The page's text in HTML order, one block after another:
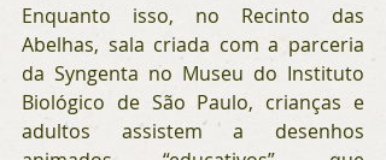
Enquanto isso, no Recinto das
Abelhas, sala criada com a parceria
da Syngenta no Museu do Instituto
Biológico de São Paulo, crianças e
adultos assistem a desenhos